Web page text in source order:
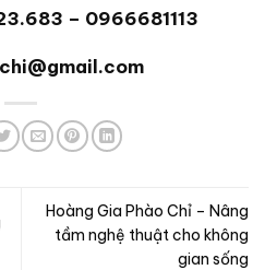
– 0966681113
Hoàng Gia Phào Chỉ – Nâng
tầm nghệ thuật cho không
gian sống